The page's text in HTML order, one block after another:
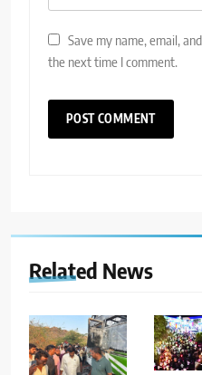
Save my name, email,
the next time I comment.
Related News